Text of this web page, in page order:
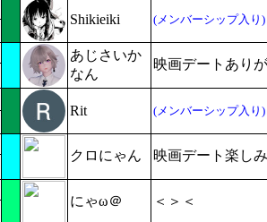
Shikieiki (メンバーシップ入り)
あじさいか
なん
映画デートありが
Rit (メンバーシップ入り)
クロにゃん 映画デート楽しみ
にゃω＠ ＜＞＜